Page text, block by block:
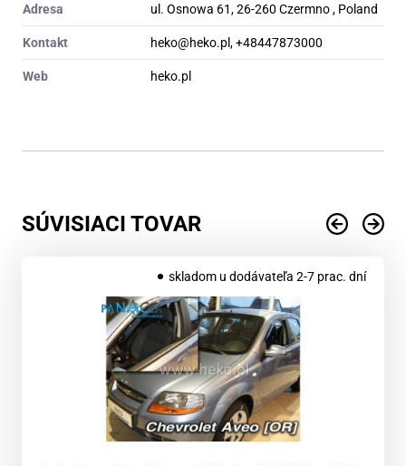
Adresa ul. Osnowa 61, 26-260 Czermno , Poland
Kontakt heko@heko.pl, +48447873000
Web heko.pl
SÚVISIACI TOVAR
skladom u dodávateľa 2-7 prac. dní